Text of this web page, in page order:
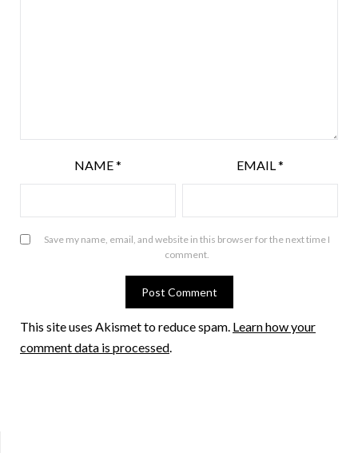
NAME* EMAIL*
Save my name, email, and website in this browser for the next time I
comment.
This site uses Akismet to reduce spam. Learn how your
comment data is processed.